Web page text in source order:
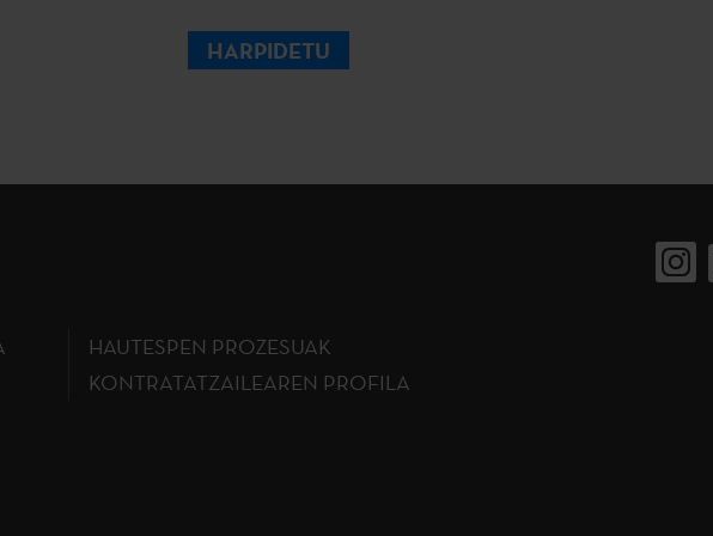
HARPIDETU
HAUTESPEN PROZESUAK
KONTRATATZAILEAREN PROFILA